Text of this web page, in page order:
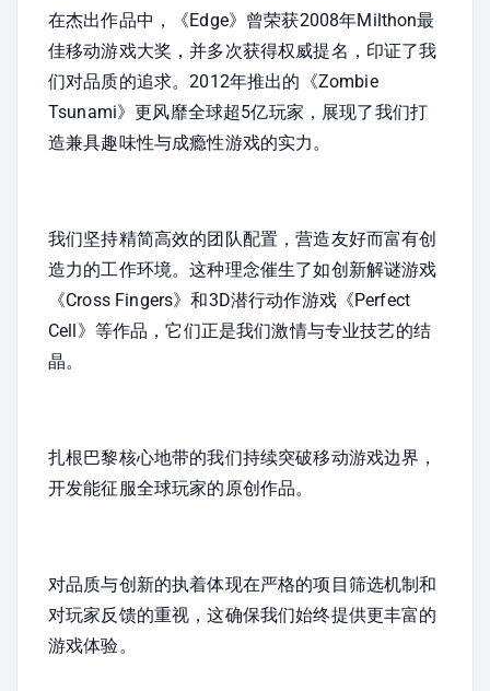
在杰出作品中，《Edge》曾荣获2008年Milthon最
佳移动游戏大奖，并多次获得权威提名，印证了我
们对品质的追求。2012年推出的《Zombie
Tsunami》更风靡全球超5亿玩家，展现了我们打
造兼具趣味性与成瘾性游戏的实力。
我们坚持精简高效的团队配置，营造友好而富有创
造力的工作环境。这种理念催生了如创新解谜游戏
《Cross Fingers》和3D潜行动作游戏《Perfect
Cell》等作品，它们正是我们激情与专业技艺的结
晶。
扎根巴黎核心地带的我们持续突破移动游戏边界，
开发能征服全球玩家的原创作品。
对品质与创新的执着体现在严格的项目筛选机制和
对玩家反馈的重视，这确保我们始终提供更丰富的
游戏体验。